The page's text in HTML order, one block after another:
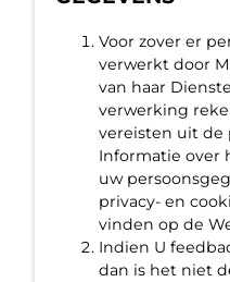
Voor zover er
verwerkt door
van haar
verwerking
vereisten uit de
Informatie over
uw
privacy- en
vinden op de
Indien U
dan is het niet